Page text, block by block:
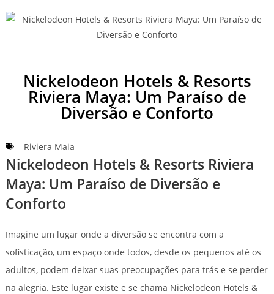
Nickelodeon Hotels & Resorts
Riviera Maya: Um Paraíso de
Diversão e Conforto
Riviera Maia
Nickelodeon Hotels & Resorts Riviera
Maya: Um Paraíso de Diversão e
Conforto
Imagine um lugar onde a diversão se encontra com a
sofisticação, um espaço onde todos, desde os pequenos até os
adultos, podem deixar suas preocupações para trás e se perder
na alegria. Este lugar existe e se chama Nickelodeon Hotels &